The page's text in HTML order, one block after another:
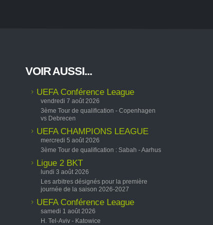
VOIR AUSSI...
UEFA Conférence League
vendredi 7 août 2026
3ème Tour de qualification - Copenhagen
vs Debrecen
UEFA CHAMPIONS LEAGUE
mercredi 5 août 2026
3ème Tour de qualification : Sabah - Aarhus
Ligue 2 BKT
lundi 3 août 2026
Les arbitres désignés pour la première
journée de la saison 2026-2027
UEFA Conférence League
samedi 1 août 2026
H. Tel-Aviv - Katowice